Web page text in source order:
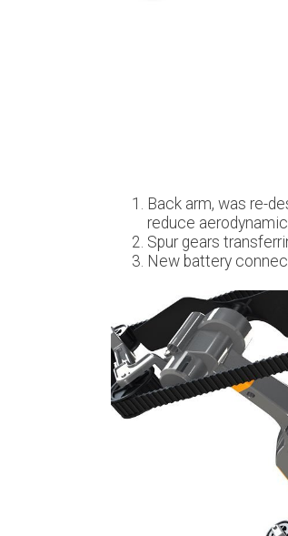
Back arm, was re-
reduce aerodynamic
Spur gears
New battery